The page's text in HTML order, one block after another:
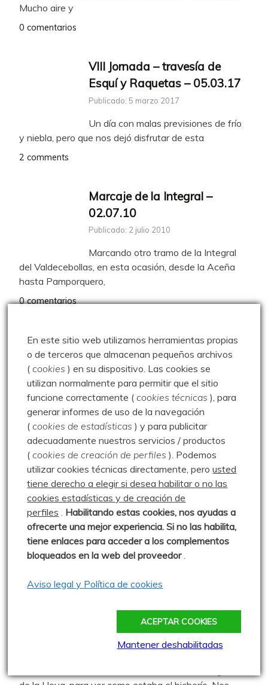
Mucho aire y
0 comentarios
VIII Jornada – travesía de
Esquí y Raquetas – 05.03.17
Publicado: 5 marzo 2017
Un día con malas previsiones de frío
y niebla, pero que nos dejó disfrutar de esta
2 comments
Marcaje de la Integral –
02.07.10
Publicado: 2 julio 2010
Marcando otro tramo de la Integral
del Valdecebollas, en esta ocasión, desde la Aceña
hasta Pamporquero,
0 comentarios
Corral de Villabellaco –
16.10.21
Publicado: 16 octubre 2021
Paseo al Corral de villabellaco
visitando por el Pinar del Calero, las Peñas Calares, la
fuente
0 comentarios
Travesía de Barruelo a Riaño
(Campoo) – 17.01.16
Publicado: 17 enero 2016
Gran día de montaña para inaugurar
el calendario de la Escalerilla para este año. Un grupo
Lagunas de La Hoya –
21.05.26
Publicado: 21 mayo 2026
En este sitio web utilizamos herramientas propias
o de terceros que almacenan pequeños archivos
(cookies ) en su dispositivo. Las cookies se
utilizan normalmente para permitir que el sitio
funcione correctamente (cookies técnicas ), para
generar informes de uso de la navegación
(cookies de estadísticas ) y para publicitar
adecuadamente nuestros servicios / productos
(cookies de creación de perfiles ). Podemos
utilizar cookies técnicas directamente, perousted
tiene derecho a elegir si desea habilitar o no las
cookies estadísticas y de creación de
perfiles . Habilitando estas cookies, nos ayudas a
ofrecerte una mejor experiencia. Si no las habilita,
tiene enlaces para acceder a los complementos
bloqueados en la web del proveedor.
Aviso legal y Política de cookies
ACEPTAR COOKIES
Mantener deshabilitadas